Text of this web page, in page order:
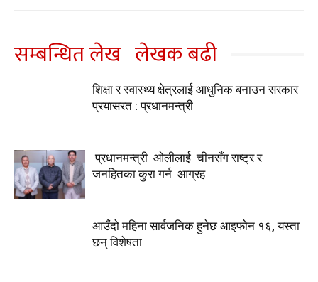
सम्बन्धित लेख लेखक बढी
शिक्षा र स्वास्थ्य क्षेत्रलाई आधुनिक बनाउन सरकार
प्रयासरत : प्रधानमन्त्री
प्रधानमन्त्री ओलीलाई चीनसँग राष्ट्र र
जनहितका कुरा गर्न आग्रह
आउँदो महिना सार्वजनिक हुनेछ आइफोन १६, यस्ता
छन् विशेषता